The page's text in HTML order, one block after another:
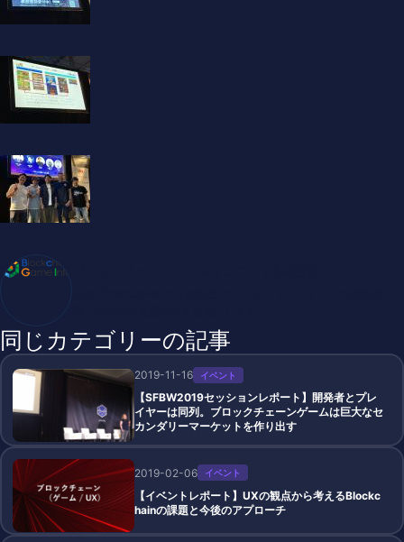
同じカテゴリーの記事
2019-11-16 イベント
【SFBW2019セッションレポート】開発者とプレ
イヤーは同列。ブロックチェーンゲームは巨大なセ
カンダリーマーケットを作り出す
2019-02-06 イベント
【イベントレポート】UXの観点から考えるBlockc
hainの課題と今後のアプローチ